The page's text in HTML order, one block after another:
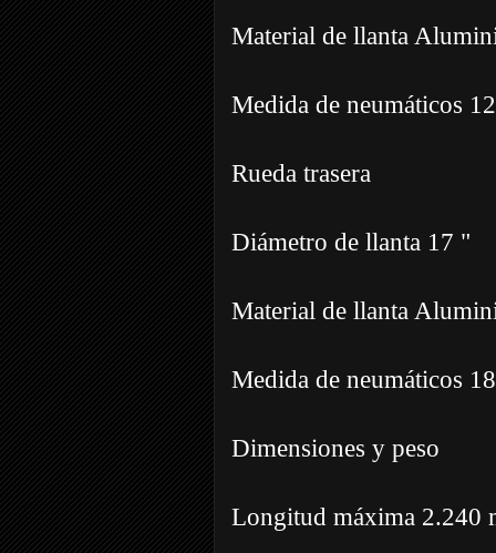
Material de llanta
Medida de neumáticos
Rueda trasera
Diámetro de llanta 17 "
Material de llanta
Medida de neumáticos
Dimensiones y peso
Longitud máxima 2.240